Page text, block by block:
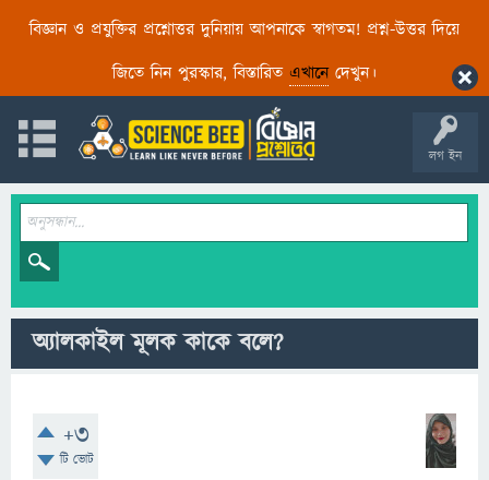
বিজ্ঞান ও প্রযুক্তির প্রশ্নোত্তর দুনিয়ায় আপনাকে স্বাগতম! প্রশ্ন-উত্তর দিয়ে
জিতে নিন পুরস্কার, বিস্তারিত এখানেদেখুন।
লগ ইন
অ্যালকাইল মূলক কাকে বলে?
+3
টি ভোট